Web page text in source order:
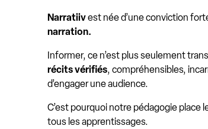
Narratiivest née d’une conviction
narration.
Informer, ce n’est plus seulement
récits vérifiés, compréhensibles,
d’engager une audience.
C’est pourquoi notre pédagogie place
tous les apprentissages.